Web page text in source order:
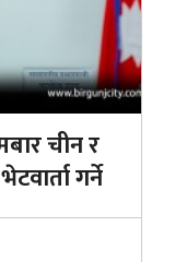
चीन र
गर्ने